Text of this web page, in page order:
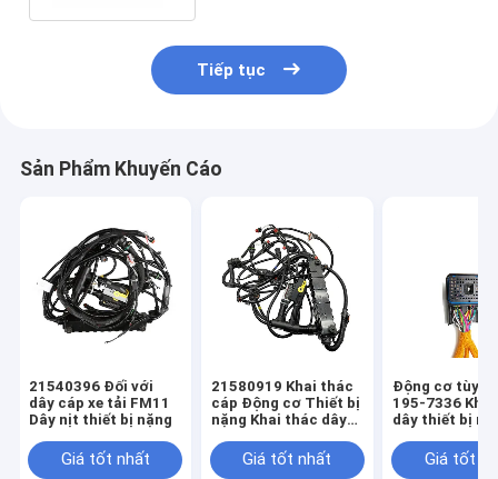
Tiếp tục
Sản Phẩm Khuyến Cáo
21540396 Đối với
dây cáp xe tải FM11
Dây nịt thiết bị nặng
Giá tốt nhất
21580919 Khai thác
cáp Động cơ Thiết bị
nặng Khai thác dây
Giá tốt nhất
Động cơ tùy
195-7336
dây thiết bị
Giá tốt